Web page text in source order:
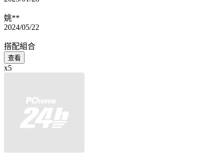
姚**
2024/05/22
搭配組合
查看
x5